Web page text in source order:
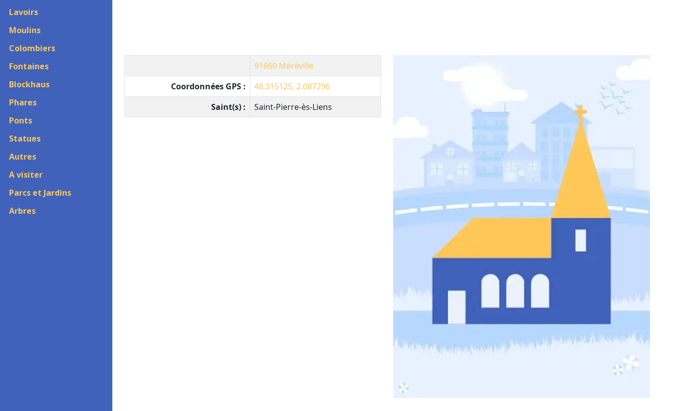
Lavoirs
Moulins
Colombiers
Fontaines
Blockhaus
Phares
Ponts
Statues
Autres
A visiter
Parcs et Jardins
Arbres
91660 Méréville
Coordonnées GPS :
48.315125, 2.087296
Saint(s) :
Saint-Pierre-ès-Liens